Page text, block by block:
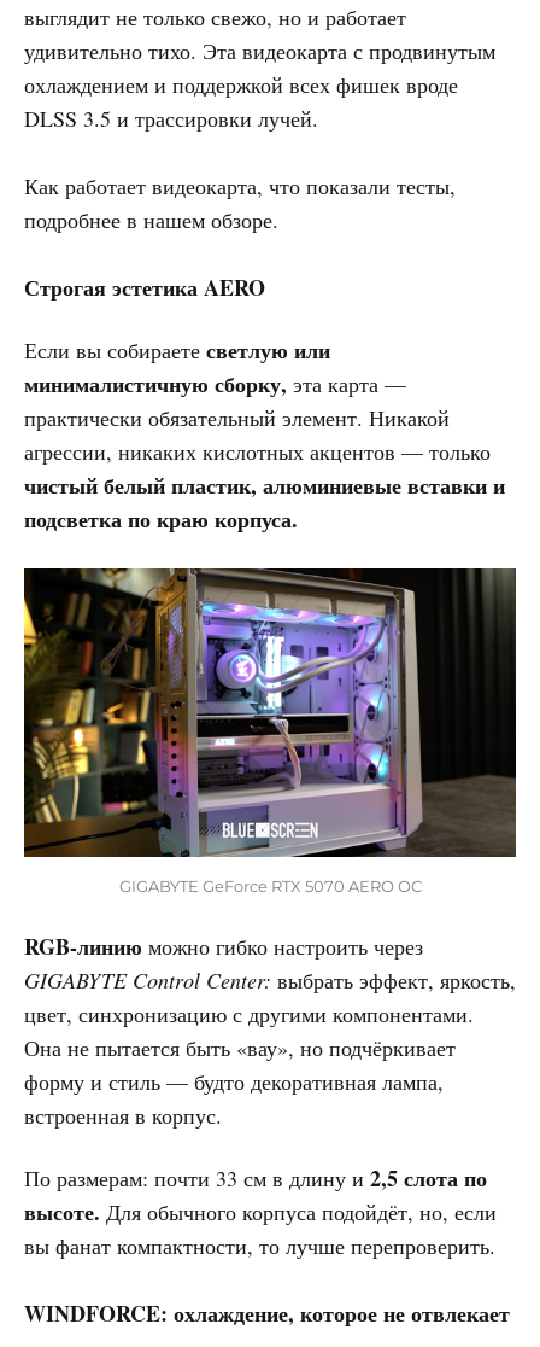
выглядит не только свежо, но и работает
удивительно тихо. Эта видеокарта с продвинутым
охлаждением и поддержкой всех фишек вроде
DLSS 3.5 и трассировки лучей.
Как работает видеокарта, что показали тесты,
подробнее в нашем обзоре.
Строгая эстетика AERO
Если вы собираете светлую или
минималистичную сборку, эта карта —
практически обязательный элемент. Никакой
агрессии, никаких кислотных акцентов — только
чистый белый пластик, алюминиевые вставки и
подсветка по краю корпуса.
GIGABYTE GeForce RTX 5070 AERO OC
RGB-линию можно гибко настроить через
GIGABYTE Control Center: выбрать эффект, яркость,
цвет, синхронизацию с другими компонентами.
Она не пытается быть «вау», но подчёркивает
форму и стиль — будто декоративная лампа,
встроенная в корпус.
По размерам: почти 33 см в длину и 2,5 слота по
высоте. Для обычного корпуса подойдёт, но, если
вы фанат компактности, то лучше перепроверить.
WINDFORCE: охлаждение, которое не отвлекает